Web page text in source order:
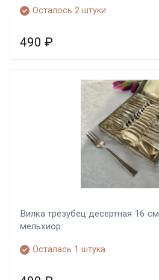
Осталось 2 штуки
490 ₽
Вилка трезубец десертная 16 см
мельхиор
Осталась 1 штука